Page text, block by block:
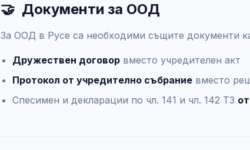
🤝 Документи за ООД
За ООД в Русе са необходими същите документи
Дружествен договор вместо учредителен акт
Протокол от учредително събрание вместо
Спесимен и декларации по чл. 141 и чл. 142 ТЗ